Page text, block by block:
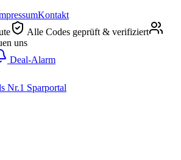
Kontakt
Alle Codes geprüft & verifiziert
uns
Deal-Alarm
Nr.1 Sparportal